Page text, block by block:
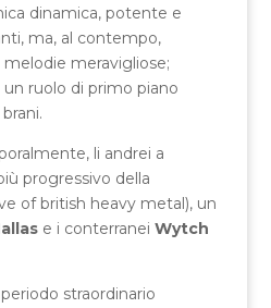
dinamica, potente e
ma, al contempo,
melodie meravigliose;
ruolo di primo piano
li andrei a
progressivo della
of british heavy metal), un
e i conterranei Wytch
straordinario